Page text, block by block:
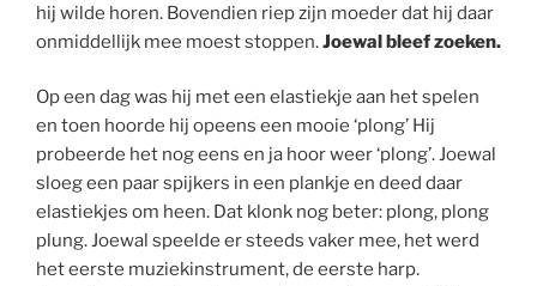
hij wilde horen. Bovendien riep zijn moeder dat hij daar
onmiddellijk mee moest stoppen.Joewal bleef zoeken.
Op een dag was hij met een elastiekje aan het spelen
en toen hoorde hij opeens een mooie ‘plong’ Hij
probeerde het nog eens en ja hoor weer ‘plong’. Joewal
sloeg een paar spijkers in een plankje en deed daar
elastiekjes om heen. Dat klonk nog beter: plong, plong
plung. Joewal speelde er steeds vaker mee, het werd
het eerste muziekinstrument, de eerste harp.